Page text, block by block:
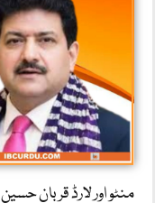
منٹو اور لارڈ قربان حسین